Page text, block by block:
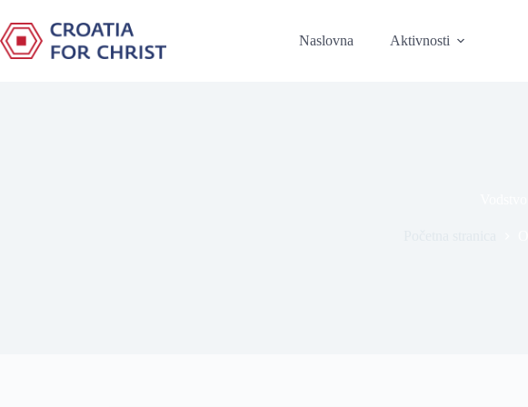
Naslovna Aktivnosti